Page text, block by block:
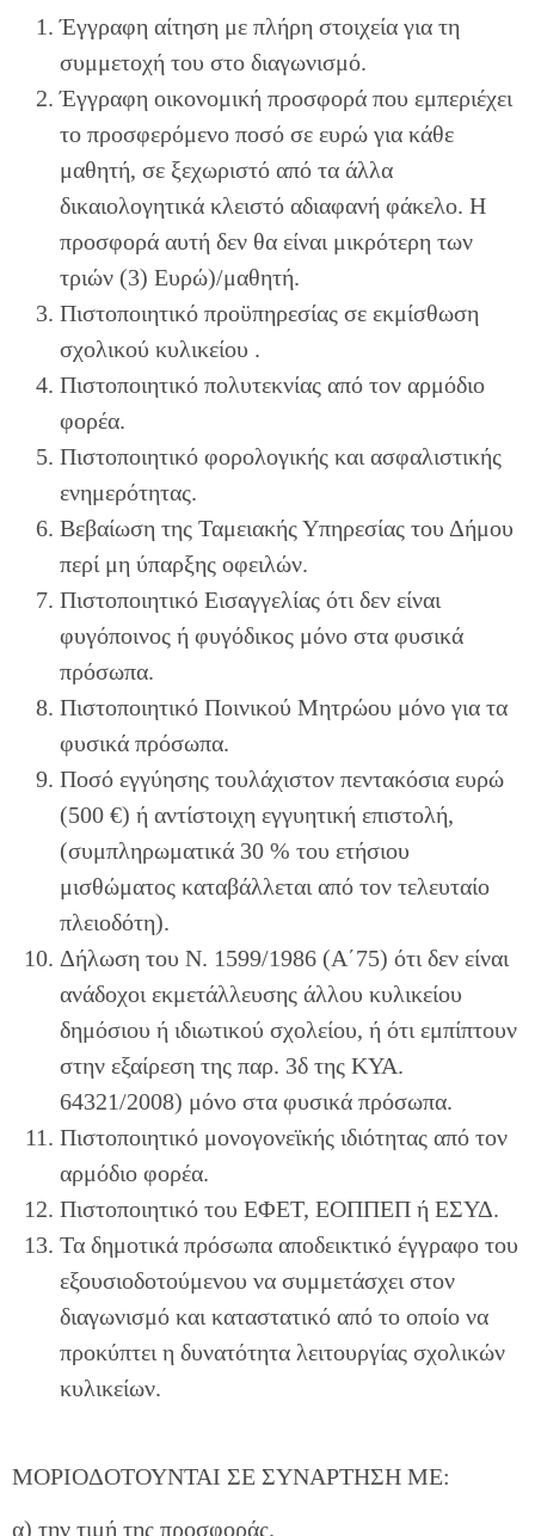
Έγγραφη αίτηση με πλήρη στοιχεία για τη
συμμετοχή του στο διαγωνισμό.
Έγγραφη οικονομική προσφορά που εμπεριέχει
το προσφερόμενο ποσό σε ευρώ για κάθε
μαθητή, σε ξεχωριστό από τα άλλα
δικαιολογητικά κλειστό αδιαφανή φάκελο. Η
προσφορά αυτή δεν θα είναι μικρότερη των
τριών (3) Ευρώ)/μαθητή.
Πιστοποιητικό προϋπηρεσίας σε εκμίσθωση
σχολικού κυλικείου .
Πιστοποιητικό πολυτεκνίας από τον αρμόδιο
φορέα.
Πιστοποιητικό φορολογικής και ασφαλιστικής
ενημερότητας.
Βεβαίωση της Ταμειακής Υπηρεσίας του Δήμου
περί μη ύπαρξης οφειλών.
Πιστοποιητικό Εισαγγελίας ότι δεν είναι
φυγόποινος ή φυγόδικος μόνο στα φυσικά
πρόσωπα.
Πιστοποιητικό Ποινικού Μητρώου μόνο για τα
φυσικά πρόσωπα.
Ποσό εγγύησης τουλάχιστον πεντακόσια ευρώ
(500 €) ή αντίστοιχη εγγυητική επιστολή,
(συμπληρωματικά 30 % του ετήσιου
μισθώματος καταβάλλεται από τον τελευταίο
πλειοδότη).
Δήλωση του Ν. 1599/1986 (Α΄75) ότι δεν είναι
ανάδοχοι εκμετάλλευσης άλλου κυλικείου
δημόσιου ή ιδιωτικού σχολείου, ή ότι εμπίπτουν
στην εξαίρεση της παρ. 3δ της ΚΥΑ.
64321/2008) μόνο στα φυσικά πρόσωπα.
Πιστοποιητικό μονογονεϊκής ιδιότητας από τον
αρμόδιο φορέα.
Πιστοποιητικό του ΕΦΕΤ, ΕΟΠΠΕΠ ή ΕΣΥΔ.
Τα δημοτικά πρόσωπα αποδεικτικό έγγραφο του
εξουσιοδοτούμενου να συμμετάσχει στον
διαγωνισμό και καταστατικό από το οποίο να
προκύπτει η δυνατότητα λειτουργίας σχολικών
κυλικείων.
ΜΟΡΙΟΔΟΤΟΥΝΤΑΙ ΣΕ ΣΥΝΑΡΤΗΣΗ ΜΕ:
α) την τιμή της προσφοράς.